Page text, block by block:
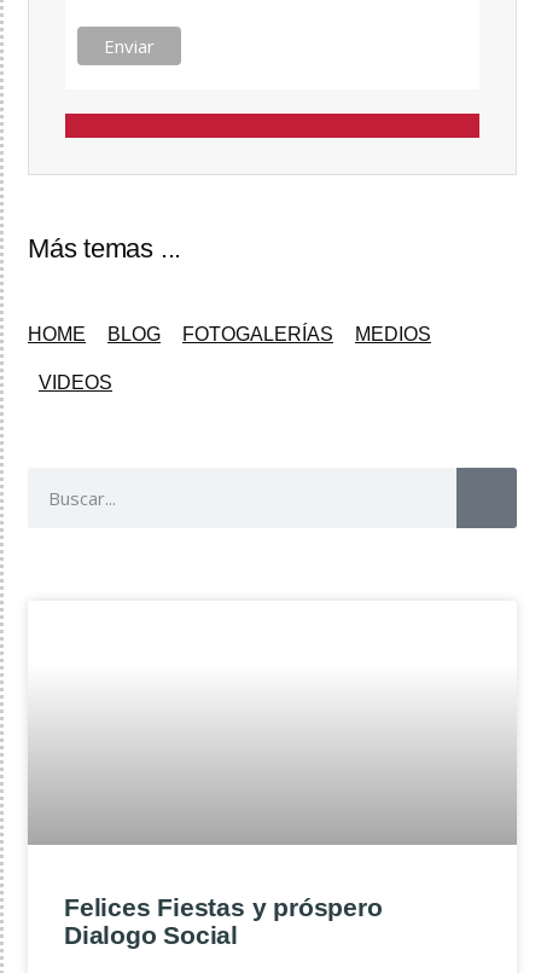
Más temas ...
HOME BLOG FOTOGALERÍAS MEDIOS
VIDEOS
Felices Fiestas y próspero
Dialogo Social